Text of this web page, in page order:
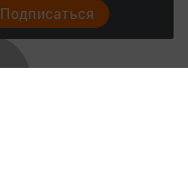
Подписаться